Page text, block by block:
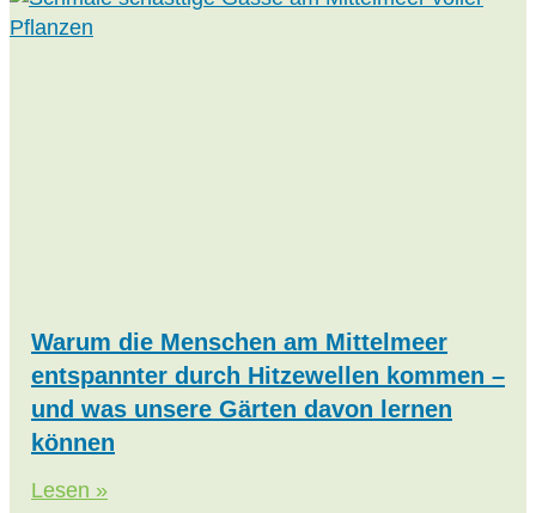
Warum die Menschen am Mittelmeer
entspannter durch Hitzewellen kommen –
und was unsere Gärten davon lernen
können
Lesen »